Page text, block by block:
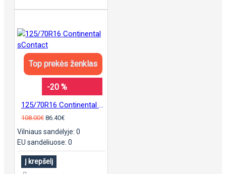
Top prekės ženklas
-20 %
108.00€ 86.40€
Vilniaus sandėlyje: 0
EU sandėliuose: 0
Į krepšelį